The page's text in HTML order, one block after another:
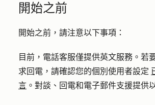
開始之前
開始之前，請注意以下事項：
目前，電話客服僅提供英文服務。若
求回電，請確認您的個別使用者設定
言 。對談、回電和電子郵件支援提供